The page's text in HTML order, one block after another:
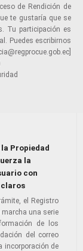
de Rendición de
te gustaría que se
Tu participación es
Puedes escribirnos
Propiedad
la
con
el Registro
marcha una serie
de los
del correo
incorporación de